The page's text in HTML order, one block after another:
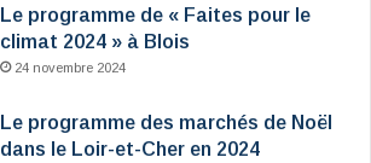
Le programme de « Faites pour le
climat 2024 » à Blois
24 novembre 2024
Le programme des marchés de Noël
dans le Loir-et-Cher en 2024